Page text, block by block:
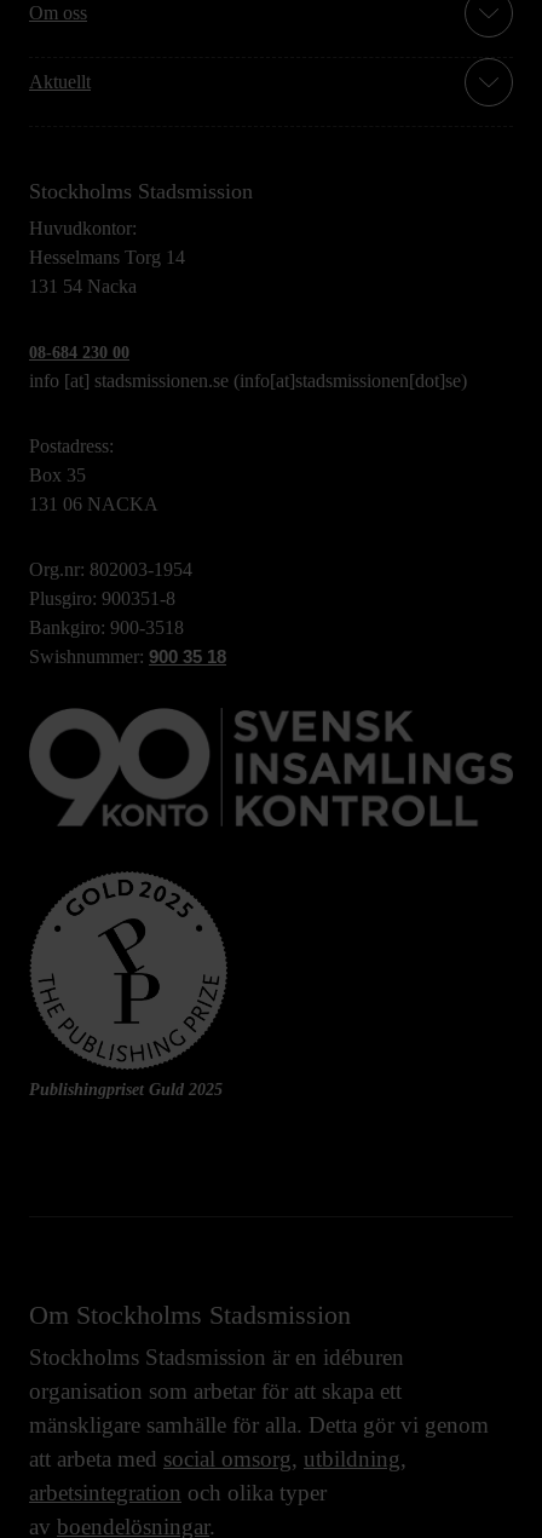
Om oss
Aktuellt
Stockholms Stadsmission
Huvudkontor:
Hesselmans Torg 14
131 54 Nacka
08-684 230 00
info [at] stadsmissionen.se (info[at]stadsmissionen[dot]se)
Postadress:
Box 35
131 06 NACKA
Org.nr: 802003-1954
Plusgiro: 900351-8
Bankgiro: 900-3518
Swishnummer: 900 35 18
Publishingpriset Guld 2025
Om Stockholms Stadsmission
Stockholms Stadsmission är en idéburen
organisation som arbetar för att skapa ett
mänskligare samhälle för alla. Detta gör vi genom
att arbeta med social omsorg, utbildning,
arbetsintegration och olika typer
av boendelösningar.